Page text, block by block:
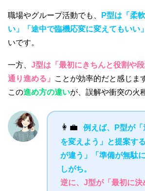
職場やグループ活動でも、
P型は「柔
い」「途中で臨機応変に変えてもいい」
いです。
一方、 J型は「最初にきちんと役割や
通り進める」
ことが効率的だと感じま
この進め方の違いが、誤解や衝突の火
👩‍💼
例えば、P型が
を変えよう」と提案す
が違う」「準備が無駄
しがち。
逆に、J型が「最初に決